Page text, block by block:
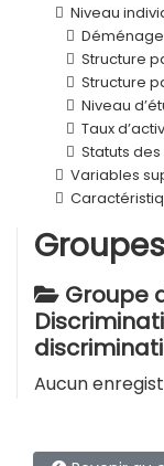
Niveau
Structure
Structure
Niveau
Taux
Statuts
Variables
Groupe
Aucun